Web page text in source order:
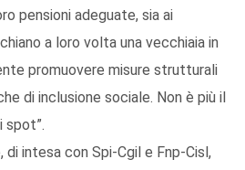
pensioni adeguate, sia ai
a loro volta una vecchiaia in
promuovere misure strutturali
di inclusione sociale. Non è più il
spot”.
di intesa con Spi-Cgil e Fnp-Cisl,